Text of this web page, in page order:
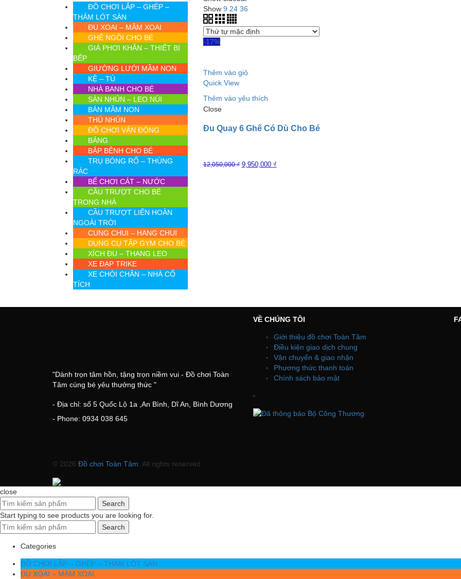
Show 9 24 36
-17%
Thêm vào giỏ
Quick View
Thêm vào yêu thích
Close
Đu Quay 6 Ghế Có Dù Cho Bé
12,050,000₫ 9,950,000 ₫
ĐỒ CHƠI LẮP – GHÉP –
THẢM LÓT SÀN
ĐU XOAI – MÂM XOAI
GHẾ NGỒI CHO BÉ
GIÁ PHƠI KHĂN – THIẾT BỊ
BẾP
GIƯỜNG LƯỚI MẦM NON
KỆ – TỦ
NHÀ BANH CHO BÉ
SÀN NHÚN – LEO NÚI
BÀN MẦM NON
THÚ NHÚN
ĐỒ CHƠI VẬN ĐỘNG
BẢNG
BẬP BÊNH CHO BÉ
TRỤ BÓNG RỔ – THÙNG
RÁC
BỂ CHƠI CÁT – NƯỚC
CẦU TRƯỢT CHO BÉ
TRONG NHÀ
CẦU TRƯỢT LIÊN HOÀN
NGOÀI TRỜI
CUNG CHUI – HANG CHUI
DỤNG CỤ TẬP GYM CHO BÉ
XÍCH ĐU – THANG LEO
XE ĐẠP TRIKE
XE CHÒI CHÂN – NHÀ CỔ
TÍCH
"Dành trọn tâm hồn, tặng trọn niềm vui - Đồ chơi Toàn
Tâm cùng bé yêu thưởng thức "
- Địa chỉ: số 5 Quốc Lộ 1a ,An Bình, Dĩ An, Bình Dương
- Phone: 0934 038 645
VỀ CHÚNG TÔI
Giới thiệu đồ chơi Toàn Tâm
Điều kiện giao dịch chung
Vận chuyển & giao nhận
Phương thức thanh toán
Chính sách bảo mật
© 2026 Đồ chơi Toàn Tâm . All rights reserved
close
Search
Start typing to see products you are looking for.
Search
Categories
ĐỒ CHƠI LẮP – GHÉP – THẢM LÓT SÀN
ĐU XOAI – MÂM XOAI